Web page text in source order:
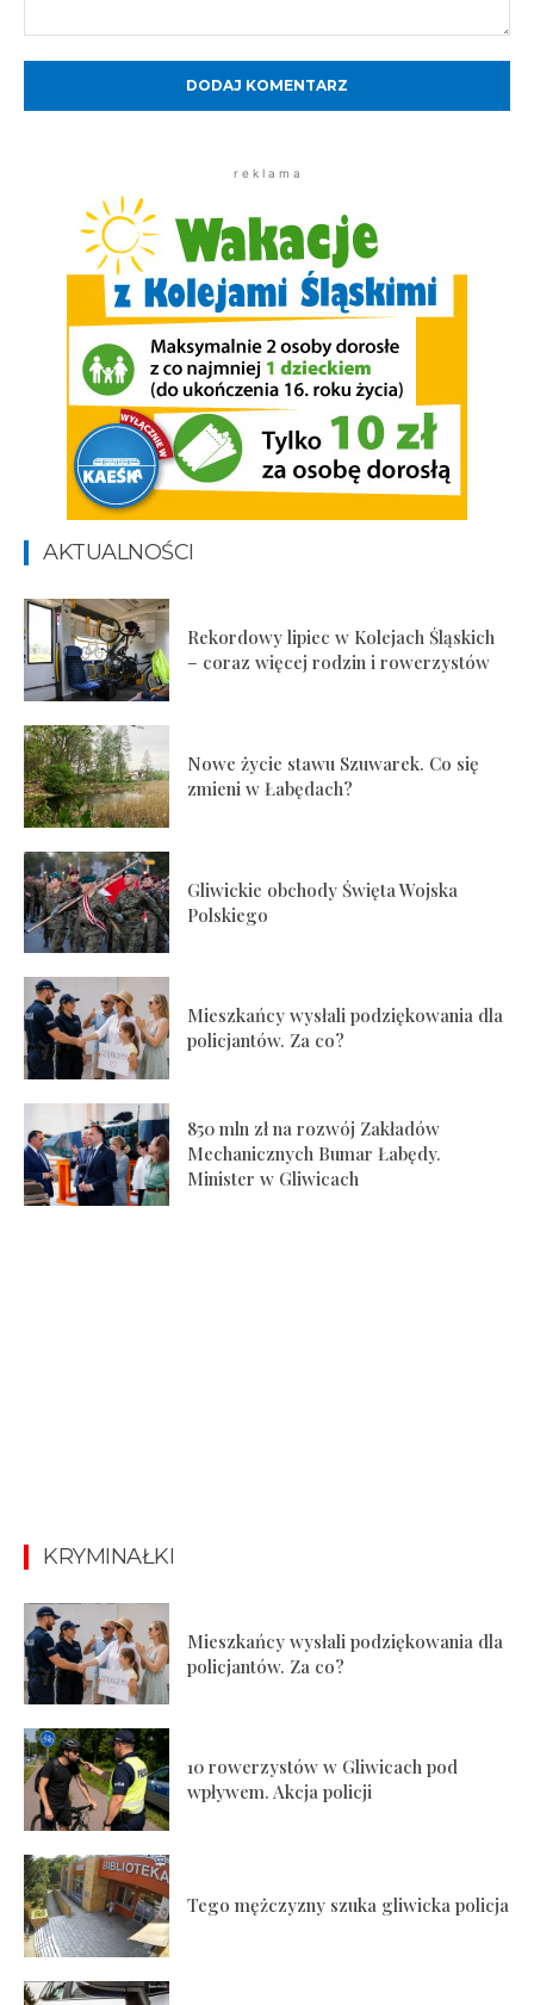
r e k l a m a
AKTUALNOŚCI
Rekordowy lipiec w Kolejach Śląskich
– coraz więcej rodzin i rowerzystów
Nowe życie stawu Szuwarek. Co się
zmieni w Łabędach?
Gliwickie obchody Święta Wojska
Polskiego
Mieszkańcy wysłali podziękowania dla
policjantów. Za co?
850 mln zł na rozwój Zakładów
Mechanicznych Bumar Łabędy.
Minister w Gliwicach
KRYMINAŁKI
Mieszkańcy wysłali podziękowania dla
policjantów. Za co?
10 rowerzystów w Gliwicach pod
wpływem. Akcja policji
Tego mężczyzny szuka gliwicka policja